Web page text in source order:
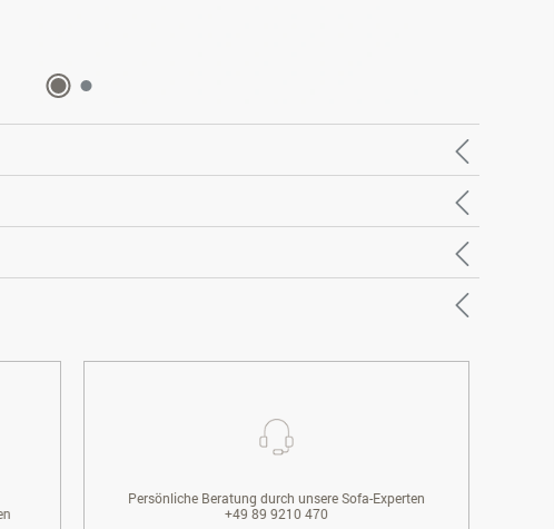
Persönliche Beratung durch unsere Sofa-Experten
+49 89 9210 470